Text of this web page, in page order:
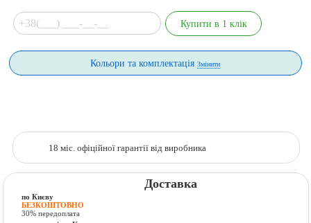
Кольори та комплектаціяЗмінити
18 міс. офіційної гарантії від виробника
Доставка
по Києву
БЕЗКОШТОВНО
30% передоплата